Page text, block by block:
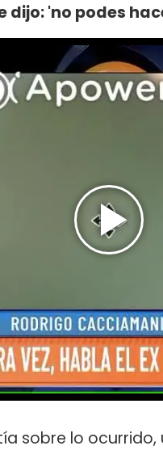
dijo: 'no podes
sobre lo